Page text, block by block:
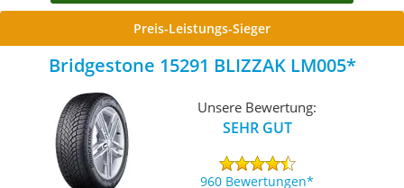
Preis-Leistungs-Sieger
Bridgestone 15291 BLIZZAK LM005
Unsere Bewertung:
SEHR GUT
960 Bewertungen